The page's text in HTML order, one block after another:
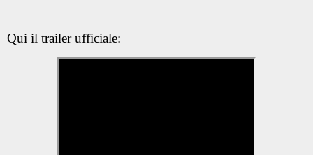
Qui il trailer ufficiale: